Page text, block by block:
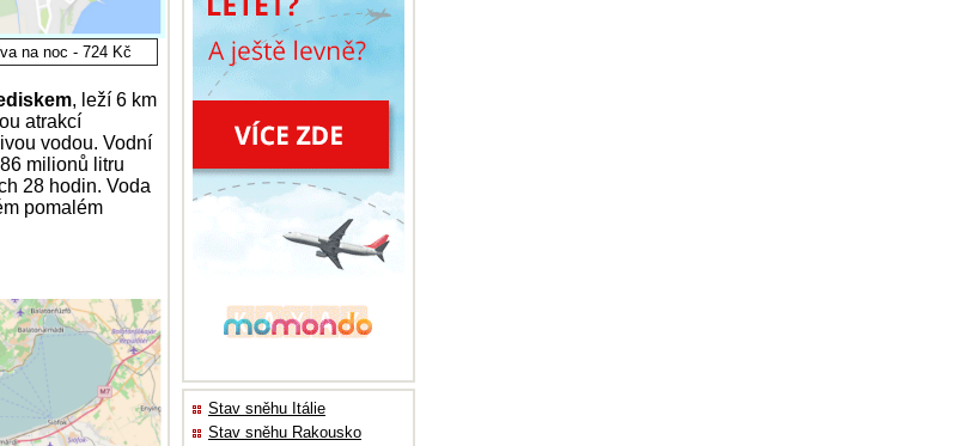
na noc - 724 Kč
, leží 6 km
atrakcí
vodou. Vodní
milionů litru
28 hodin. Voda
pomalém
Stav sněhu Itálie
Stav sněhu Rakousko